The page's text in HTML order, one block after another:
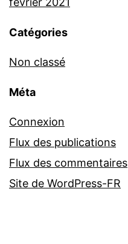
Catégories
Non classé
Méta
Connexion
Flux des publications
Flux des commentaires
Site de WordPress-FR